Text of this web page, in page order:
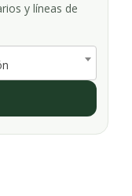
y líneas de